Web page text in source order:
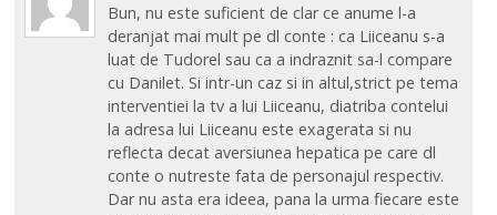
Bun, nu este suficient de clar ce anume l-a
deranjat mai mult pe dl conte : ca Liiceanu s-a
luat de Tudorel sau ca a indraznit sa-l compare
cu Danilet. Si intr-un caz si in altul,strict pe tema
interventiei la tv a lui Liiceanu, diatriba contelui
la adresa lui Liiceanu este exagerata si nu
reflecta decat aversiunea hepatica pe care dl
conte o nutreste fata de personajul respectiv.
Dar nu asta era ideea, pana la urma fiecare este